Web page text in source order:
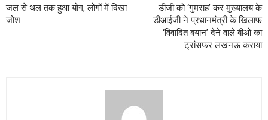
जल से थल तक हुआ योग, लोगों में दिखा
जोश
डीजी को ‘गुमराह’ कर मुख्यालय के
डीआईजी ने प्रधानमंत्री के खिलाफ
‘विवादित बयान’ देने वाले बीओ का
ट्रांसफर लखनऊ कराया